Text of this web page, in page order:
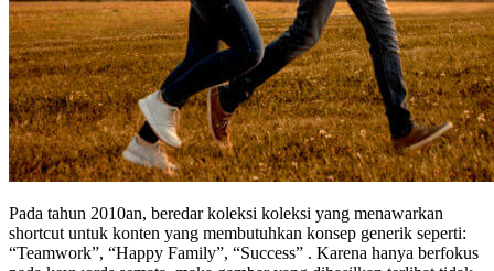
Pada tahun 2010an, beredar koleksi koleksi yang menawarkan
shortcut untuk konten yang membutuhkan konsep generik seperti:
“Teamwork”, “Happy Family”, “Success” . Karena hanya berfokus